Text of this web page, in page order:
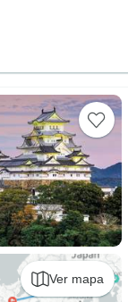
Ver mapa